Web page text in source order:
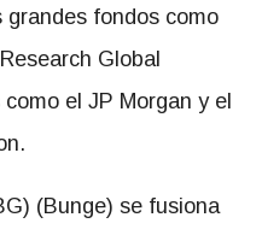
fondos como
Global
el JP Morgan y el
(Bunge) se fusiona